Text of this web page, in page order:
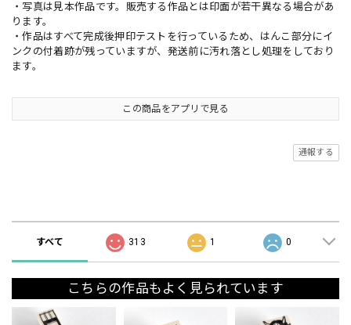
・写真は見本作品です。販売する作品とは印面が若干異なる場合があ
ります。
・作品はすべて完成後押印テストを行っているため、はんこ部分にイ
ンクの付着跡が残っていますが、発送前に汚れ落とし処理をしており
ます。
この商品をアプリで見る
通報する
すべて 313 1 0
こちらの作品もよく見られています